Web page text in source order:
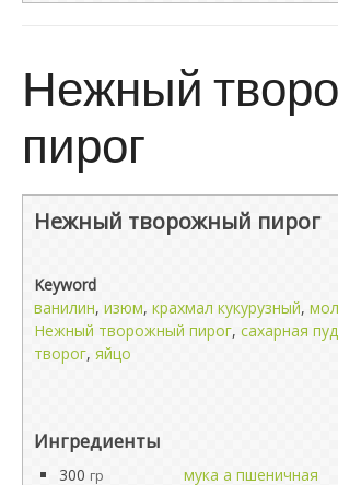
Нежный
пирог
Нежный творожный пирог
Keyword
ванилин, изюм, крахмал кукурузный,
Нежный творожный пирог, сахарная
творог, яйцо
Ингредиенты
300 гр мука а пшеничная